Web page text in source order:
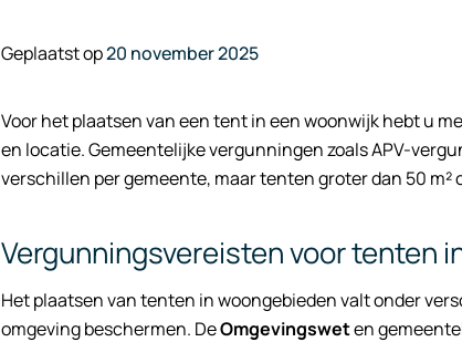
Geplaatst op20 november 2025
Voor het plaatsen van een tent in een woonwijk hebt u
en locatie. Gemeentelijke vergunningen zoals APV-
verschillen per gemeente, maar tenten groter dan 50
Vergunningsvereisten voor tenten
Het plaatsen van tenten in woongebieden valt onder
omgeving beschermen. DeOmgevingsweten